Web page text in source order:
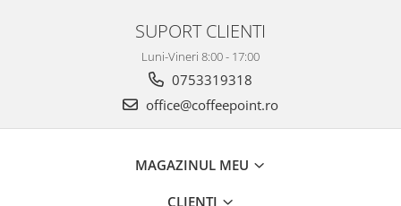
SUPORT CLIENTI
Luni-Vineri 8:00 - 17:00
0753319318
office@coffeepoint.ro
MAGAZINUL MEU
CLIENTI